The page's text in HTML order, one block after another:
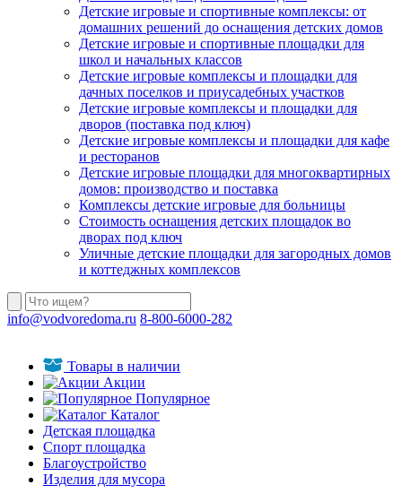
Детские игровые и спортивные комплексы: от
домашних решений до оснащения детских домов
Детские игровые и спортивные площадки для
школ и начальных классов
Детские игровые комплексы и площадки для
дачных поселков и приусадебных участков
Детские игровые комплексы и площадки для
дворов (поставка под ключ)
Детские игровые комплексы и площадки для кафе
и ресторанов
Детские игровые площадки для многоквартирных
домов: производство и поставка
Комплексы детские игровые для больницы
Стоимость оснащения детских площадок во
дворах под ключ
Уличные детские площадки для загородных домов
и коттеджных комплексов
info@vodvoredoma.ru 8-800-6000-282
Товары в наличии
Акции
Популярное
Каталог
Детская площадка
Спорт площадка
Благоустройство
Изделия для мусора